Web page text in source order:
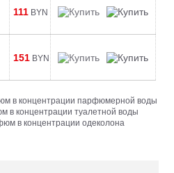
111 BYN
151 BYN
в концентрации парфюмерной воды
в концентрации туалетной воды
в концентрации одеколона